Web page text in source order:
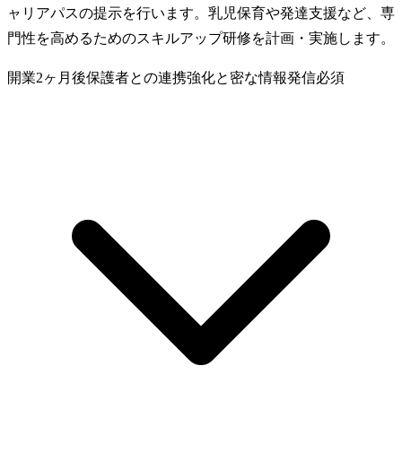
ャリアパスの提示を行います。乳児保育や発達支援など、専
門性を高めるためのスキルアップ研修を計画・実施します。
開業2ヶ月後保護者との連携強化と密な情報発信必須